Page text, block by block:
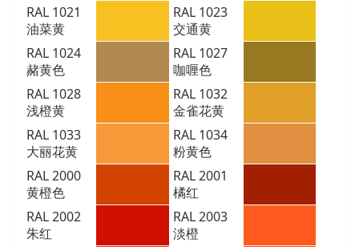
RAL 1021
油菜黄
RAL 1023
交通黄
RAL 1024
赭黄色
RAL 1027
咖喱色
RAL 1028
浅橙黄
RAL 1032
金雀花黄
RAL 1033
大丽花黄
RAL 1034
粉黄色
RAL 2000
黄橙色
RAL 2001
橘红
RAL 2002
朱红
RAL 2003
淡橙